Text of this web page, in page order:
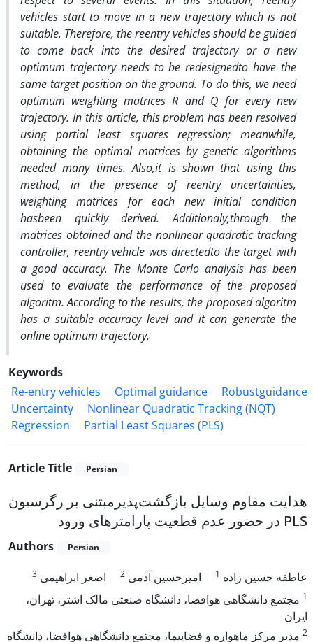
vehicles start to move in a new trajectory which is not
suitable. Therefore, the reentry vehicles should be guided
to come back into the desired trajectory or a new
optimum trajectory needs to be redesignedto have the
same target position on the ground. To do this, we need
optimum weighting matrices R and Q for every new
trajectory. In this article, this problem has been resolved
using partial least squares regression; meanwhile,
obtaining the optimal matrices by genetic algorithms
needed many times. Also,it is shown that using this
method, in the presence of reentry uncertainties,
weighting matrices for each new initial condition
hasbeen quickly derived. Additionaly,through the
matrices obtained and the nonlinear quadratic tracking
controller, reentry vehicle was directedto the target with
a good accuracy. The Monte Carlo analysis has been
used to evaluate the performance of the proposed
algoritm. According to the results, the proposed algoritm
has a suitable accuracy level and it can generate the
online optimum trajectory.
Keywords
Re-entry vehicles
Optimal guidance
Robustguidance
Uncertainty
Nonlinear Quadratic Tracking (NQT)
Regression
Partial Least Squares (PLS)
Article Title Persian
هدایت مقاوم وسایل بازگشت‌پذیرمبتنی بر رگرسیون
PLS در حضور عدم قطعیت پارامترهای ورود
Authors Persian
عاطفه حسین زاده 1 امیرحسین آدمی 2 اصغر ابراهیمی 3
1 مجتمع دانشگاهی هوافضا، دانشگاه صنعتی مالک اشتر، تهران،
ایران
2 مدیر مرکز ماهواره و فضاپیما، مجتمع دانشگاهی هوافضا، دانشگاه